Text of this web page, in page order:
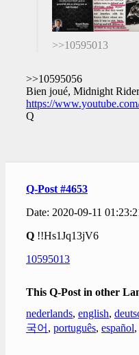
>>10595013
>>10595056
Bien joué, Midnight
https://
Q
Q-Post #4653
Date: 2020-09-11
Q !!Hs1Jq13jV6
10595013
This Q-Post in other
nederlands, english,
국어 , português, español,